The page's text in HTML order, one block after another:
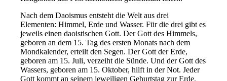
Nach dem Daoismus entsteht die Welt aus drei
Elementen: Himmel, Erde und Wasser. Für die drei gibt es
jeweils einen daoistischen Gott. Der Gott des Himmels,
geboren an dem 15. Tag des ersten Monats nach dem
Mondkalender, erteilt den Segen. Der Gott der Erde,
geboren am 15. Juli, verzeiht die Sünde. Und der Gott des
Wassers, geboren am 15. Oktober, hilft in der Not. Jeder
Gott kommt an seinem jeweiligen Geburtstag zur Erde,